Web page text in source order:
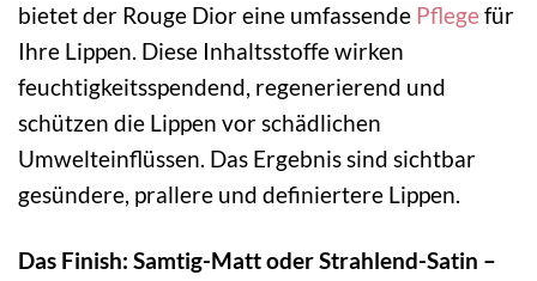
bietet der Rouge Dior eine umfassende Pflegefür
Ihre Lippen. Diese Inhaltsstoffe wirken
feuchtigkeitsspendend, regenerierend und
schützen die Lippen vor schädlichen
Umwelteinflüssen. Das Ergebnis sind sichtbar
gesündere, prallere und definiertere Lippen.
Das Finish: Samtig-Matt oder Strahlend-Satin –